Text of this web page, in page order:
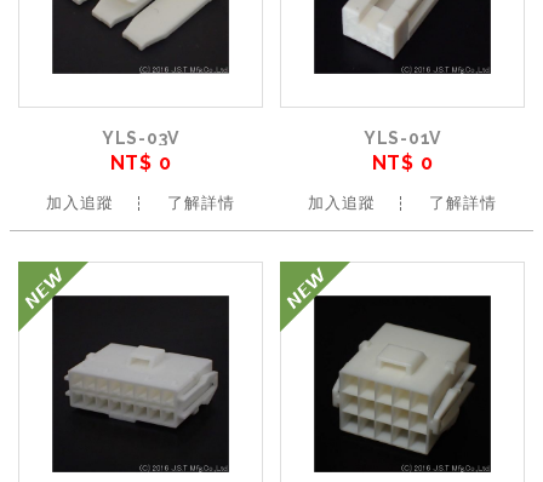
YLS-03V
NT$ 0
加入追蹤 了解詳情
YLS-01V
NT$ 0
加入追蹤 了解詳情